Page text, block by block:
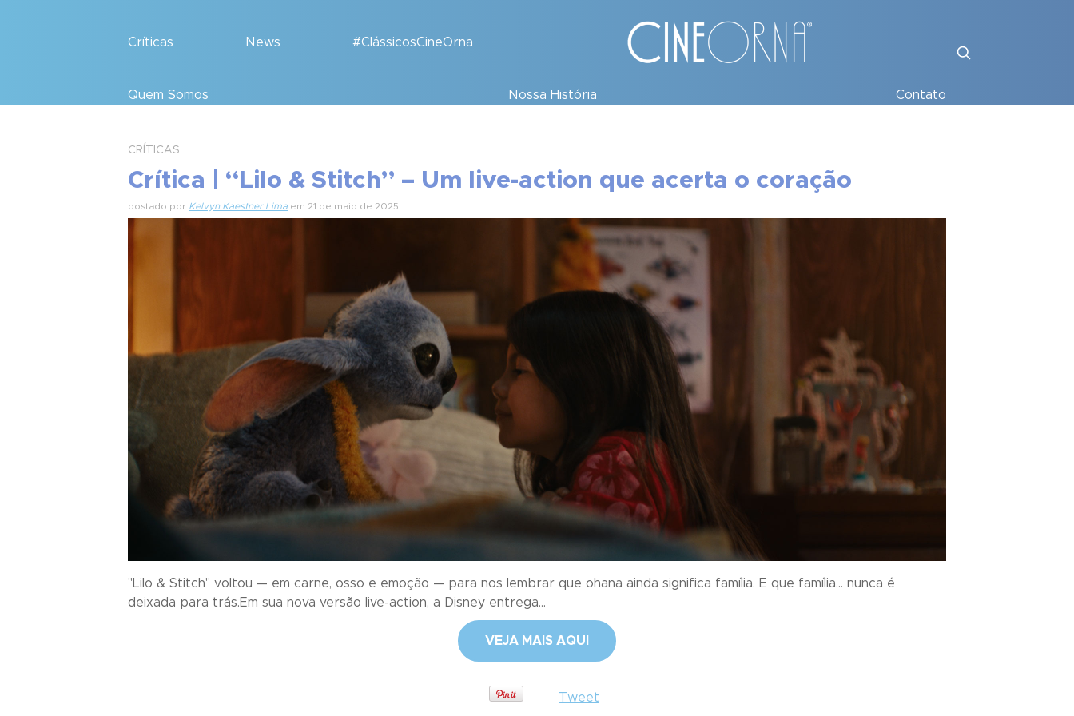
Críticas News #ClássicosCineOrna
Quem Somos Nossa História Contato
CRÍTICAS
Crítica | “Lilo & Stitch” – Um live-action que acerta o coração
postado por Kelvyn Kaestner Lima em 21 de maio de 2025
"Lilo & Stitch" voltou — em carne, osso e emoção — para nos lembrar que ohana ainda significa família. E que família… nunca é
deixada para trás.Em sua nova versão live-action, a Disney entrega...
VEJA MAIS AQUI
Tweet